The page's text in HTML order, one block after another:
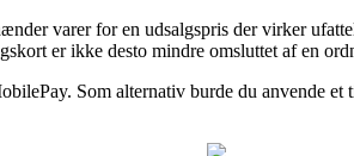
varer for en udsalgspris der virker
er ikke desto mindre omsluttet af en
Som alternativ burde du anvende